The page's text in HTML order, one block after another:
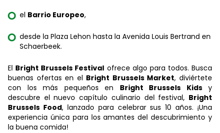
el Barrio Europeo,
desde la Plaza Lehon hasta la Avenida Louis Bertrand en
Schaerbeek.
El Bright Brussels Festival ofrece algo para todos. Busca
buenas ofertas en el Bright Brussels Market, diviértete
con los más pequeños en Bright Brussels Kidsy
descubre el nuevo capítulo culinario del festival, Bright
Brussels Food, lanzado para celebrar sus 10 años. ¡Una
experiencia única para los amantes del descubrimiento y
la buena comida!